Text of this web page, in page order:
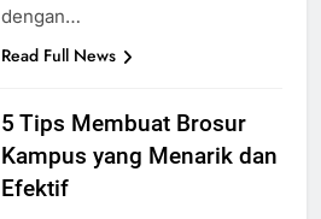
dengan…
Read Full News
5 Tips Membuat Brosur
Kampus yang Menarik dan
Efektif